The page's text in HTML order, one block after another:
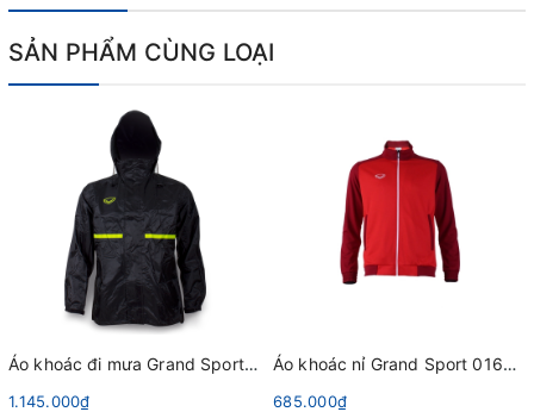
SẢN PHẨM CÙNG LOẠI
Áo khoác đi mưa Grand Sport 366066 Đen
1.145.000₫
Áo khoác nỉ Grand Sport 016386 Đỏ
685.000₫